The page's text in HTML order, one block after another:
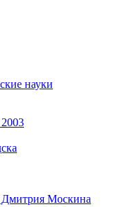
науки
Дмитрия Москина